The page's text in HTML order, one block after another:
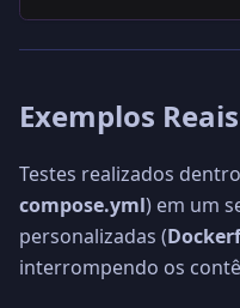
Exemplos Reais
Testes realizados
compose.yml) em um
personalizadas (
interrompendo os